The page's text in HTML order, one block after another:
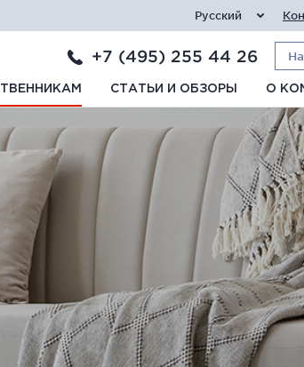
Русский
+7 (495) 255 44 26
СТАТЬИ И ОБЗОРЫ О